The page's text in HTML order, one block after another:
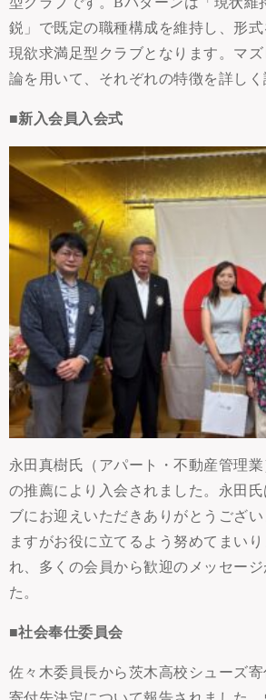
鋭」で既定の職種構成を維持し、形
現欲求満足型クラブとなります。マ
論を用いて、それぞれの特徴を詳しく
■新入会員入会式
永田真樹氏（アパート・不動産管理
の推薦により入会されました。永田
ブにお迎えいただきありがとうござ
ますがお役に立てるよう努めてまい
れ、多くの会員から歓迎のメッセー
た。
■社会奉仕委員会
佐々木委員長から茨木高校シューズ